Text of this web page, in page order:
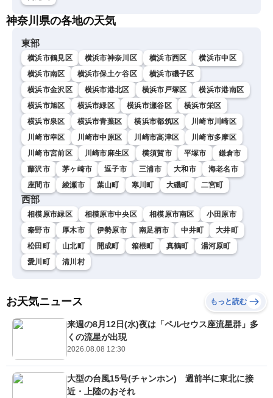
神奈川県の各地の天気
東部
横浜市鶴見区 横浜市神奈川区 横浜市西区
横浜市中区
横浜市南区
横浜市保土ケ谷区
横浜市磯子区
横浜市金沢区
横浜市港北区 横浜市戸塚区
横浜市港南区
横浜市旭区
横浜市緑区 横浜市瀬谷区
横浜市栄区
横浜市泉区
横浜市青葉区 横浜市都筑区
川崎市川崎区
川崎市幸区
川崎市中原区 川崎市高津区
川崎市多摩区
川崎市宮前区
川崎市麻生区 横須賀市 平塚市
鎌倉市
藤沢市
茅ヶ崎市 逗子市 三浦市 大和市
海老名市
座間市
綾瀬市 葉山町 寒川町 大磯町 二宮町
西部
相模原市緑区 相模原市中央区 相模原市南区
小田原市
秦野市
厚木市 伊勢原市 南足柄市 中井町
大井町
松田町
山北町 開成町 箱根町 真鶴町
湯河原町
愛川町
清川村
お天気ニュース もっと読む
来週の8月12日(水)夜は「ペルセウス座流星群」多
くの流星が出現
2026.08.08 12:30
大型の台風15号(チャンホン) 週前半に東北に接
近・上陸のおそれ